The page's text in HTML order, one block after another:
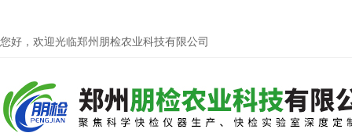
您好，欢迎光临郑州朋检农业科技有限公司